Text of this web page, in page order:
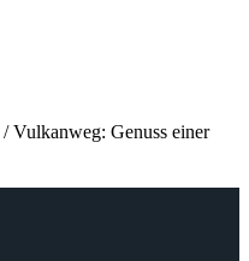
/Vulkanweg: Genuss einer